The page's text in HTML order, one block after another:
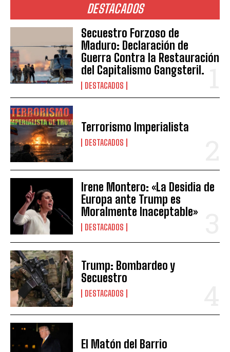
DESTACADOS
Secuestro Forzoso de
Maduro: Declaración de
Guerra Contra la Restauración
del Capitalismo Gangsteril.
DESTACADOS
Terrorismo Imperialista
DESTACADOS
Irene Montero: «La Desidia de
Europa ante Trump es
Moralmente Inaceptable»
DESTACADOS
Trump: Bombardeo y
Secuestro
DESTACADOS
El Matón del Barrio